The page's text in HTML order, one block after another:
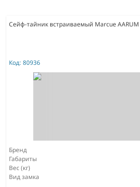
Сейф-тайник встраиваемый Marcue AARUM
Код: 80936
Бренд
Габариты
Вес (кг)
Вид замка